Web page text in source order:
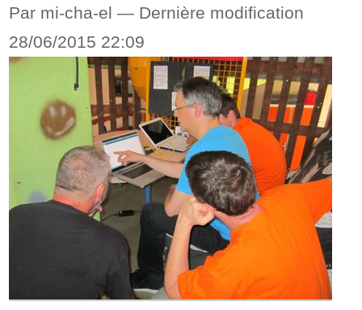
Par mi-cha-el — Dernière modification
28/06/2015 22:09